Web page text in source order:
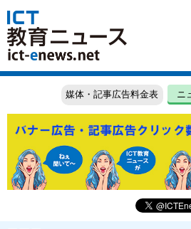
媒体・記事広告料金表 ニ